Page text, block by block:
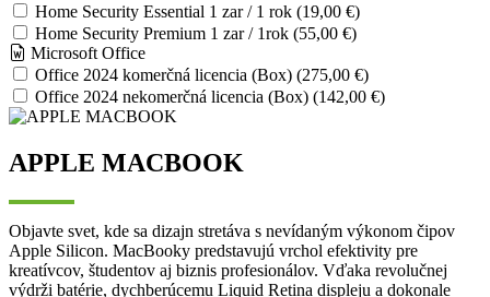
Home Security Essential 1 zar / 1 rok (19,00 €)
Home Security Premium 1 zar / 1rok (55,00 €)
Microsoft Office
Office 2024 komerčná licencia (Box) (275,00 €)
Office 2024 nekomerčná licencia (Box) (142,00 €)
APPLE MACBOOK
Objavte svet, kde sa dizajn stretáva s nevídaným výkonom čipov
Apple Silicon. MacBooky predstavujú vrchol efektivity pre
kreatívcov, študentov aj biznis profesionálov. Vďaka revolučnej
výdrži batérie, dychberúcemu Liquid Retina displeju a dokonale